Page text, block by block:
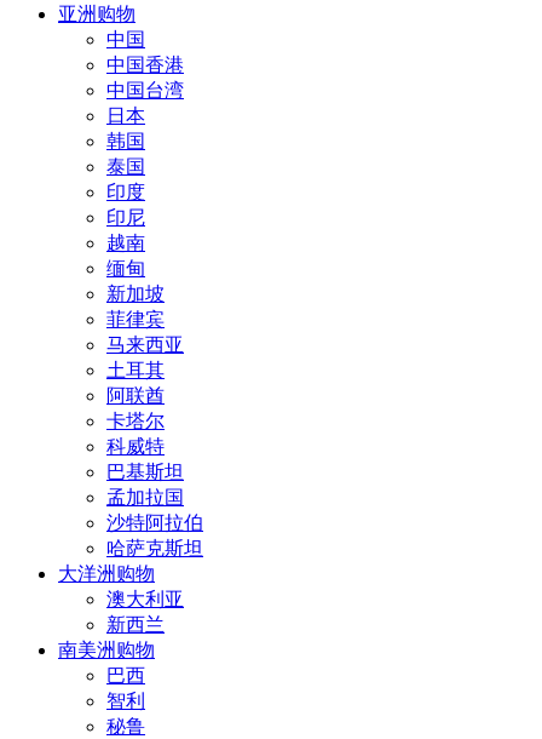
亚洲购物
中国
中国香港
中国台湾
日本
韩国
泰国
印度
印尼
越南
缅甸
新加坡
菲律宾
马来西亚
土耳其
阿联酋
卡塔尔
科威特
巴基斯坦
孟加拉国
沙特阿拉伯
哈萨克斯坦
大洋洲购物
澳大利亚
新西兰
南美洲购物
巴西
智利
秘鲁